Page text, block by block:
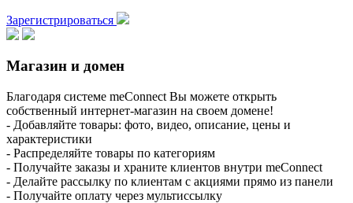
Зарегистрироваться
Магазин и домен
Благодаря системе meConnect Вы можете открыть
собственный интернет-магазин на своем домене!
- Добавляйте товары: фото, видео, описание, цены и
характеристики
- Распределяйте товары по категориям
- Получайте заказы и храните клиентов внутри meConnect
- Делайте рассылку по клиентам с акциями прямо из панели
- Получайте оплату через мультиссылку